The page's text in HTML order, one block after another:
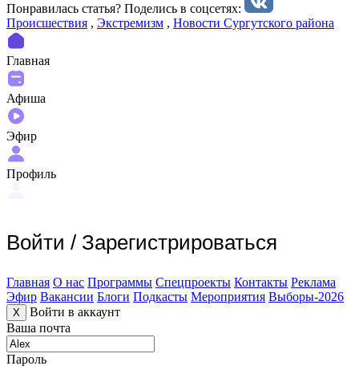
Понравилась статья? Поделиcь в соцсетях:
Происшествия , Экстремизм , Новости Сургутского района
Главная
Афиша
Эфир
Профиль
Войти / Зарегистрироваться
Главная О нас Программы Спецпроекты Контакты Реклама
Эфир Вакансии Блоги Подкасты Мероприятия Выборы-2026
X
Войти в аккаунт
Ваша почта
Пароль